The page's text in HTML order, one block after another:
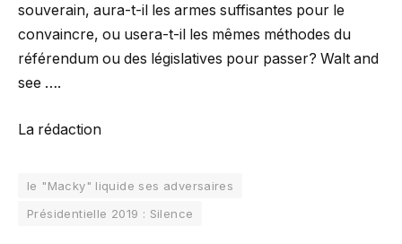
souverain, aura-t-il les armes suffisantes pour le
convaincre, ou usera-t-il les mêmes méthodes du
référendum ou des législatives pour passer? Walt and
see ….
La rédaction
le "Macky" liquide ses adversaires
Présidentielle 2019 : Silence